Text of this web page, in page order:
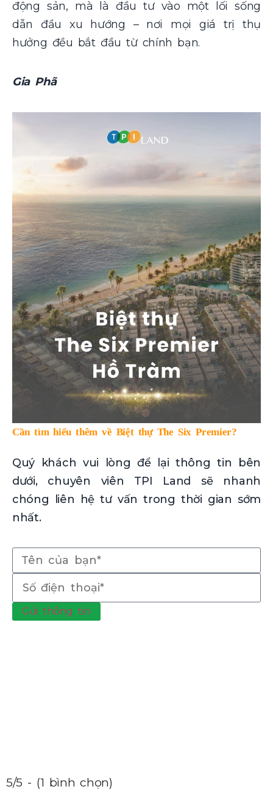
động sản, mà là đầu tư vào một lối sống
dẫn đầu xu hướng – nơi mọi giá trị thụ
hưởng đều bắt đầu từ chính bạn.
Gia Phã
Cần tìm hiểu thêm về Biệt thự The Six Premier?
Quý khách vui lòng để lại thông tin bên
dưới, chuyên viên TPI Land sẽ nhanh
chóng liên hệ tư vấn trong thời gian sớm
nhất.
Gửi thông tin
5/5 - (1 bình chọn)